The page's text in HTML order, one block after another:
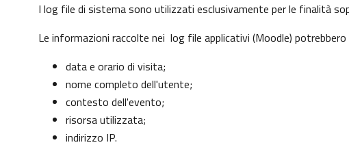
I log file di sistema sono utilizzati esclusivamente per le finalità
Le informazioni raccolte nei log file applicativi (Moodle)
data e orario di visita;
nome completo dell'utente;
contesto dell'evento;
risorsa utilizzata;
indirizzo IP.